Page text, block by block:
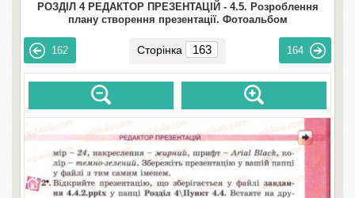
РОЗДІЛ 4 РЕДАКТОР ПРЕЗЕНТАЦІЙ - 4.5. Розроблення
плану створення презентації. Фотоальбом
162 Сторінка 164